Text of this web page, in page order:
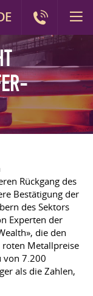
Rückgang des
Bestätigung der
des Sektors
Experten der
die den
Metallpreise
von 7.200
als die Zahlen,